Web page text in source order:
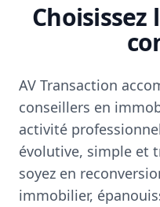
AV Transaction
conseillers en
activité
évolutive, simple et
soyez en
immobilier,